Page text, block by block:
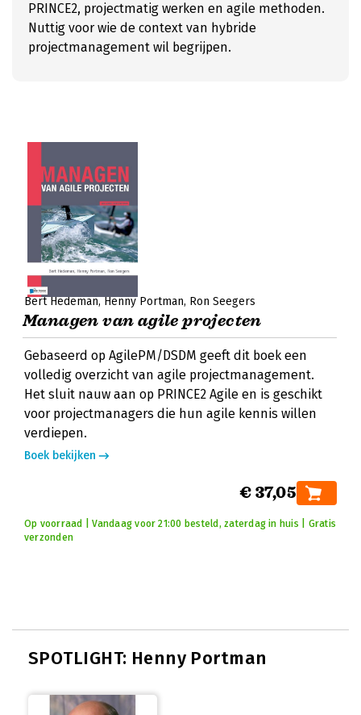
PRINCE2, projectmatig werken en agile methoden.
Nuttig voor wie de context van hybride
projectmanagement wil begrijpen.
Bert Hedeman Henny Portman Ron Seegers
Managen van agile projecten
Gebaseerd op AgilePM/DSDM geeft dit boek een
volledig overzicht van agile projectmanagement.
Het sluit nauw aan op PRINCE2 Agile en is geschikt
voor projectmanagers die hun agile kennis willen
verdiepen.
Boek bekijken
€ 37,05
Op voorraad | Vandaag voor 21:00 besteld, zaterdag in huis | Gratis
verzonden
SPOTLIGHT: Henny Portman